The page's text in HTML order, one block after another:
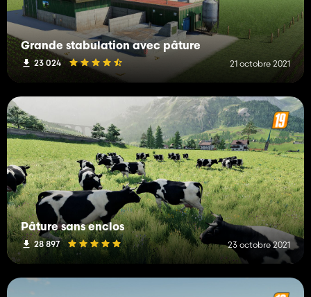
Grande stabulation avec pâture
23 024 21 octobre 2021
Pâture sans enclos
28 897 23 octobre 2021